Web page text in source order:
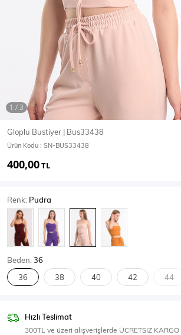
Ceket Mont & Kaban
T-SHİRT & BLUZ
T-Shirt
Body Atlet
SPOR GİYİM
Gloplu Bustiyer | Bus33438
Ürün Kodu : SN-BUS33438
400,00TL
Renk: Pudra
Beden:36
36 38 40 42 44
Hızlı Teslimat
300TL ve üzeri alışverişlerde ÜCRETSİZ KARGO